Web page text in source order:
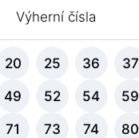
Výherní čísla
20 25 36 37
49 52 54 59
71 73 74 80